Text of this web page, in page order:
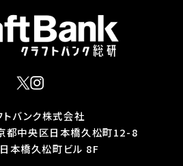
X
トバンク株式会社
都中央区⽇本橋久松町12-8
本橋久松町ビル 8F